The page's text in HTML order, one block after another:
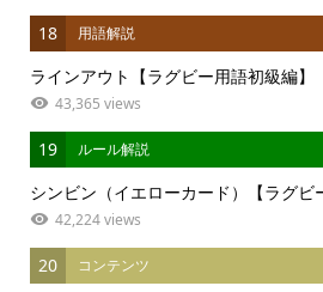
18 用語解説
ラインアウト【ラグビー用語初級編】
43,365 views
19 ルール解説
シンビン（イエローカード）【ラグビ
42,224 views
20 コンテンツ